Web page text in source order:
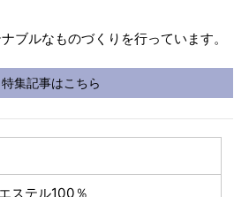
ブルなものづくりを行っています。
特集記事はこちら
ステル100％